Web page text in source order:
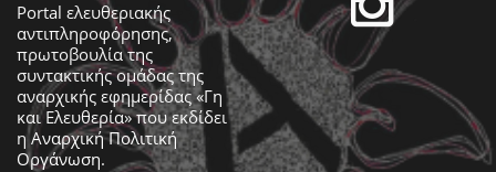
Portal ελευθεριακής
αντιπληροφόρησης,
πρωτοβουλία της
συντακτικής ομάδας της
αναρχικής εφημερίδας «Γη
και Ελευθερία» που εκδίδει
ηΑναρχική Πολιτική
Οργάνωση.